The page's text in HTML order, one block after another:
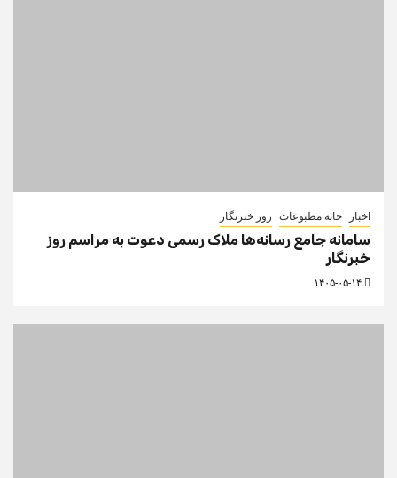
اخبار خانه مطبوعات روز خبرنگار
سامانه جامع رسانه‌ها ملاک رسمی دعوت به مراسم روز
خبرنگار